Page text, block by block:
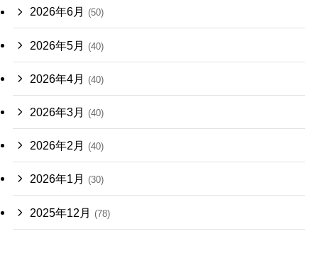
2026年6月 (50)
2026年5月 (40)
2026年4月 (40)
2026年3月 (40)
2026年2月 (40)
2026年1月 (30)
2025年12月 (78)